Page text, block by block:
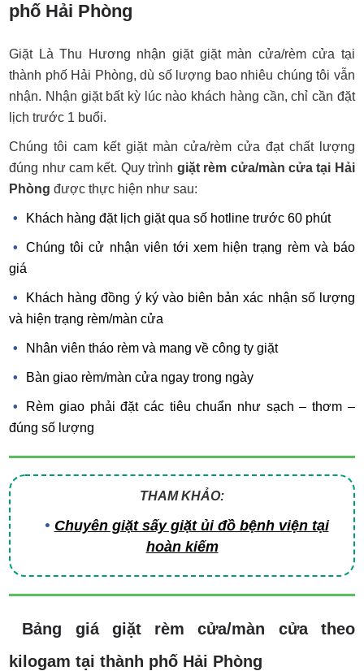
phố Hải Phòng
Giặt Là Thu Hương nhận giặt giặt màn cửa/rèm cửa tại
thành phố Hải Phòng, dù số lượng bao nhiêu chúng tôi vẫn
nhận. Nhận giặt bất kỳ lúc nào khách hàng cần, chỉ cần đặt
lịch trước 1 buổi.
Chúng tôi cam kết giặt màn cửa/rèm cửa đạt chất lượng
đúng như cam kết. Quy trình giặt rèm cửa/màn cửa tại Hải
Phòng được thực hiện như sau:
Khách hàng đặt lịch giặt qua số hotline trước 60 phút
Chúng tôi cử nhận viên tới xem hiện trạng rèm và báo
giá
Khách hàng đồng ý ký vào biên bản xác nhận số lượng
và hiện trạng rèm/màn cửa
Nhân viên tháo rèm và mang về công ty giặt
Bàn giao rèm/màn cửa ngay trong ngày
Rèm giao phải đặt các tiêu chuẩn như sạch – thơm –
đúng số lượng
THAM KHẢO:
Chuyên giặt sấy giặt ủi đồ bệnh viện tại
hoàn kiếm
Bảng giá giặt rèm cửa/màn cửa theo
kilogam tại thành phố Hải Phòng